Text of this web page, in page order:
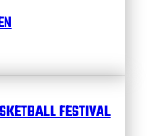
FESTIVAL